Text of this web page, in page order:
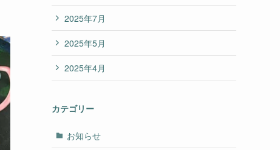
2025年7月
2025年5月
2025年4月
カテゴリー
お知らせ